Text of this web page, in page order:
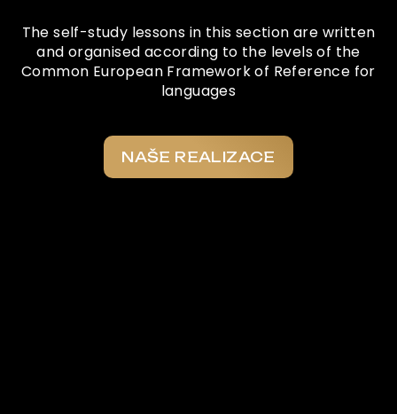
The self-study lessons in this section are written
and organised according to the levels of the
Common European Framework of Reference for
languages
NAŠE REALIZACE